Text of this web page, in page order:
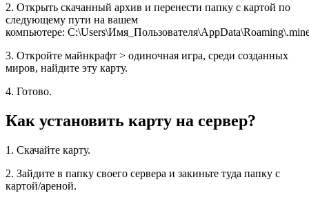
2. Открыть скачанный архив и перенести папку с картой по
следующему пути на вашем
компьютере:
3. Откройте майнкрафт > одиночная игра, среди созданных
миров, найдите эту карту.
4. Готово.
Как установить карту на сервер?
1. Скачайте карту.
2. Зайдите в папку своего сервера и закиньте туда папку с
картой/ареной.